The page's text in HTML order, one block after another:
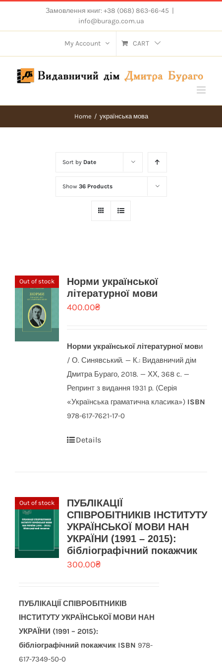
content
Замовлення книг: +38 (068) 863-66-45 |
info@burago.com.ua
My Account CART
Home / українська мова
Sort by Date
Show 36 Products
Out of stock
Норми української
літературної мови
400.00₴
Норми української літературної мови
/ О. Синявський. — К.: Видавничий дім
Дмитра Бураго, 2018. — ХХ, 368 с. —
Репринт з видання 1931 р. (Серія
«Українська граматична класика») ISBN
978-617-7621-17-0
Details
Out of stock
ПУБЛІКАЦІЇ
СПІВРОБІТНИКІВ ІНСТИТУТУ
УКРАЇНСЬКОЇ МОВИ НАН
УКРАЇНИ (1991 – 2015):
бібліографічний покажчик
300.00₴
ПУБЛІКАЦІЇ СПІВРОБІТНИКІВ
ІНСТИТУТУ УКРАЇНСЬКОЇ МОВИ НАН
УКРАЇНИ (1991 – 2015):
бібліографічний покажчик ISBN 978-
617-7349-50-0